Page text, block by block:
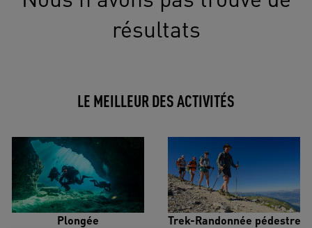
résultats
LE MEILLEUR DES ACTIVITÉS
Plongée Trek-Randonnée pédestre